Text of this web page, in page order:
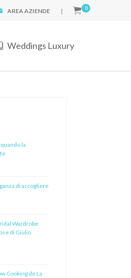
AREA AZIENDE | 0
Weddings Luxury
la
di accogliere
Wardrobe
di Giulio
Cooking de La